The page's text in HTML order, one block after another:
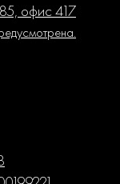
офис 417